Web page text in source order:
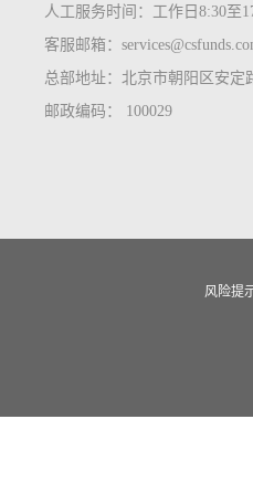
人工服务时间：工作日8:30至
客服邮箱：
总部地址：北京市朝阳区安定
邮政编码： 100029
风险提